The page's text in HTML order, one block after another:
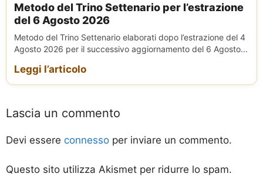
Metodo del Trino Settenario per l’estrazione
del 6 Agosto 2026
Metodo del Trino Settenario elaborati dopo l’estrazione del 4
Agosto 2026 per il successivo aggiornamento del 6 Agosto...
Leggi l’articolo
Lascia un commento
Devi essere connesso per inviare un commento.
Questo sito utilizza Akismet per ridurre lo spam.